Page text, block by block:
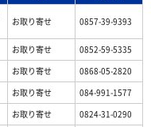
お取り寄せ 0857-39-9393
お取り寄せ
0852-59-5335
お取り寄せ
0868-05-2820
お取り寄せ
084-991-1577
お取り寄せ
0824-31-0290